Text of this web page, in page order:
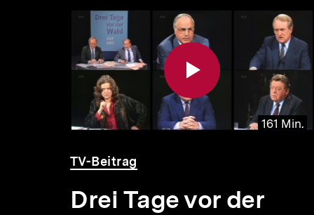
Inhaltskarousell
für
weitere
Inhalte
Inhaltskarussell
überspringen
161 Min.
Video
Dauer
161
Min.
TV-Beitrag
Drei Tage vor der